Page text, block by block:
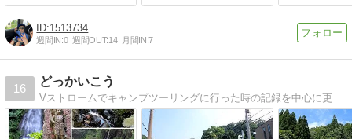
1513734
週間IN:0 週間OUT:14 月間IN:7
16
どっかいこう
Vストロームでキャンプツーリングに行った時の記録を中心に更新しています2025.04〜gooブログ収束に伴い移転作業中